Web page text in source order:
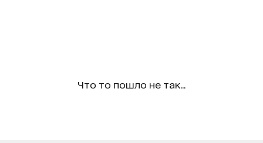
Что то пошло не так...